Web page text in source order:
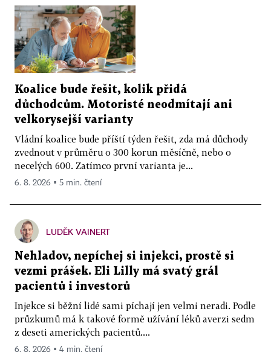
Koalice bude řešit, kolik přidá
důchodcům. Motoristé neodmítají ani
velkorysejší varianty
Vládní koalice bude příští týden řešit, zda má důchody
zvednout v průměru o 300 korun měsíčně, nebo o
necelých 600. Zatímco první varianta je...
6. 8. 2026 ▪ 5 min. čtení
LUDĚK VAINERT
Nehladov, nepíchej si injekci, prostě si
vezmi prášek. Eli Lilly má svatý grál
pacientů i investorů
Injekce si běžní lidé sami píchají jen velmi neradi. Podle
průzkumů má k takové formě užívání léků averzi sedm
z deseti amerických pacientů....
6. 8. 2026 ▪ 4 min. čtení